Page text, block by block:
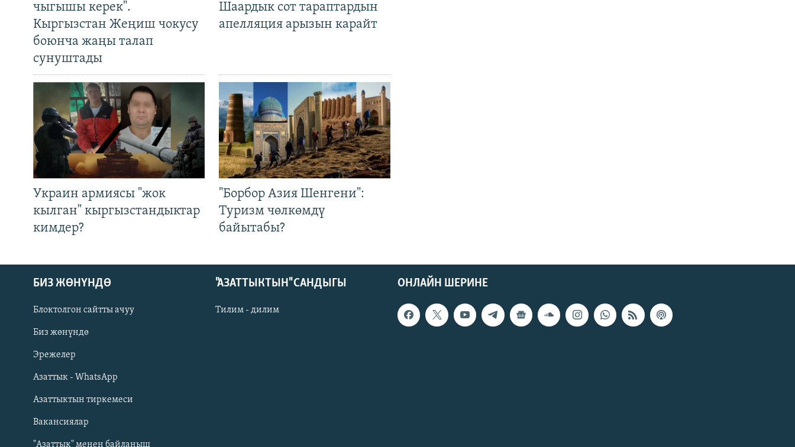
Русский
ОНЛАЙН ШЕРИНЕ
чыгышы керек".
Кыргызстан Жеңиш чокусу
боюнча жаңы талап
сунуштады
Шаардык сот тараптардын
апелляция арызын карайт
Украин армиясы "жок
кылган" кыргызстандыктар
кимдер?
"Борбор Азия Шенгени":
Туризм чөлкөмдү
байытабы?
ОНЛАЙН ШЕРИНЕ
БИЗ ЖӨНҮНДӨ
Блоктолгон сайтты ачуу
Биз жөнүндө
Эрежелер
Азаттык - WhatsApp
Азаттыктын тиркемеси
Вакансиялар
"Азаттык" менен байланыш
"АЗАТТЫКТЫН" САНДЫГЫ
Тилим - дилим